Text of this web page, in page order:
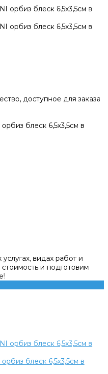
доступное для заказа
блеск 6,5х3,5см в
видах работ и
и подготовим
блеск 6,5х3,5см в